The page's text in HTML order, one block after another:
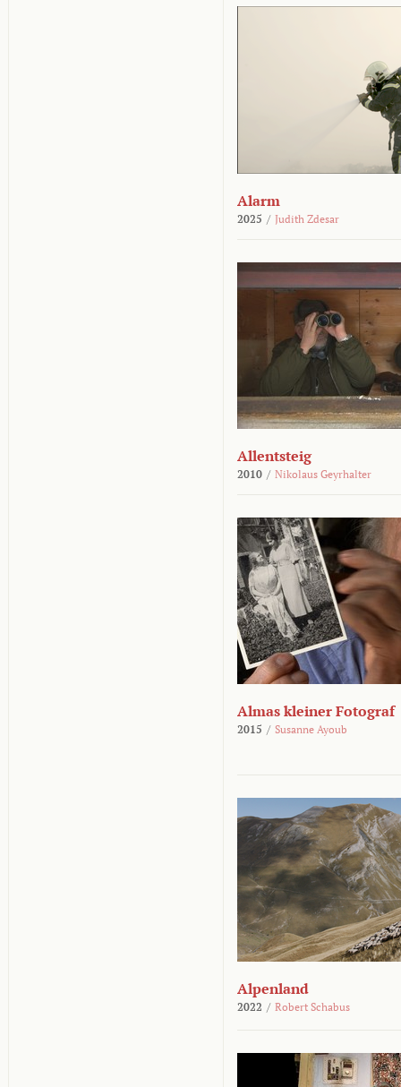
Alarm
2025 / Judith Zdesar
Allentsteig
2010 / Nikolaus Geyrhalter
Almas kleiner Fotograf
2015 / Susanne Ayoub
Alpenland
2022 / Robert Schabus